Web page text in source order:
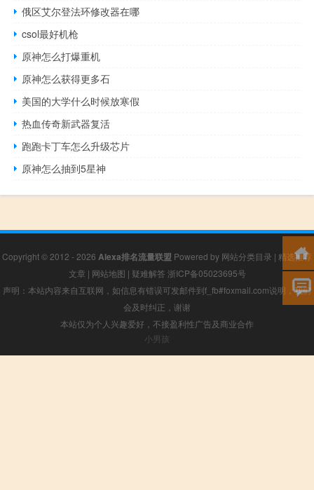
俄区艾尔登法环修改器在哪
csol最好机枪
原神怎么打爆重机
原神怎么获得更多石
美国的大学什么时候放寒假
热血传奇新武器复活
跑跑卡丁车怎么升级芯片
原神怎么抽到5星神
Copyright © 2012 - 2026 Alexa排名流量联盟 Powered by 网站分类目录 | 精选推荐
文章 | 网站地图 | 疑难解答 浙ICP备05023695号
声明：本站内容来自互联网，如信息有错误可发邮件到f_fb#foxmail.com说明，我们
会及时纠正，谢谢
本站仅为个人兴趣爱好，不接盈利性广告及商业合作
小男孩